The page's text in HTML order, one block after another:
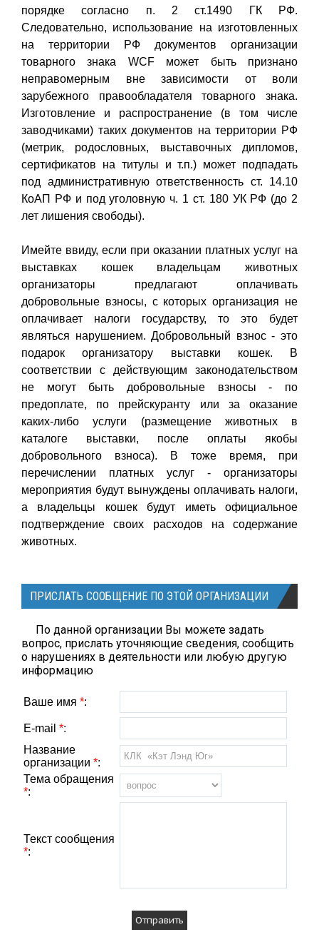
порядке согласно п. 2 ст.1490 ГК РФ.
Следовательно, использование на изготовленных
на территории РФ документов организации
товарного знака WCF может быть признано
неправомерным вне зависимости от воли
зарубежного правообладателя товарного знака.
Изготовление и распространение (в том числе
заводчиками) таких документов на территории РФ
(метрик, родословных, выставочных дипломов,
сертификатов на титулы и т.п.) может подпадать
под административную ответственность ст. 14.10
КоАП РФ и под уголовную ч. 1 ст. 180 УК РФ (до 2
лет лишения свободы).
Имейте ввиду, если при оказании платных услуг на
выставках кошек владельцам животных
организаторы предлагают оплачивать
добровольные взносы, с которых организация не
оплачивает налоги государству, то это будет
являться нарушением. Добровольный взнос - это
подарок организатору выставки кошек. В
соответствии с действующим законодательством
не могут быть добровольные взносы - по
предоплате, по прейскуранту или за оказание
каких-либо услуги (размещение животных в
каталоге выставки, после оплаты якобы
добровольного взноса). В тоже время, при
перечислении платных услуг - организаторы
мероприятия будут вынуждены оплачивать налоги,
а владельцы кошек будут иметь официальное
подтверждение своих расходов на содержание
животных.
ПРИСЛАТЬ СООБЩЕНИЕ ПО ЭТОЙ ОРГАНИЗАЦИИ
По данной организации Вы можете задать
вопрос, прислать уточняющие сведения, сообщить
о нарушениях в деятельности или любую другую
информацию
Ваше имя *:
E-mail *:
Название
организации *:
Тема обращения
*:
Текст сообщения
*: